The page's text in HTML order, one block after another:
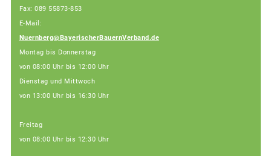
Fax: 089 55873-853
E-Mail:
Nuernberg@BayerischerBauernVerband.de
Montag bis Donnerstag
von 08:00 Uhr bis 12:00 Uhr
Dienstag und Mittwoch
von 13:00 Uhr bis 16:30 Uhr
Freitag
von 08:00 Uhr bis 12:30 Uhr